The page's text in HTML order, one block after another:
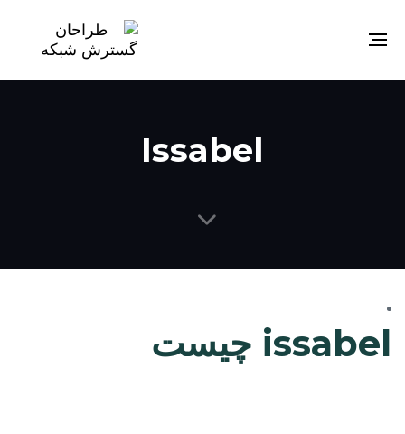
Toggle
Issabel
issabel چیست